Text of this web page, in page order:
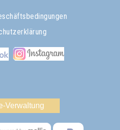
Verwaltung